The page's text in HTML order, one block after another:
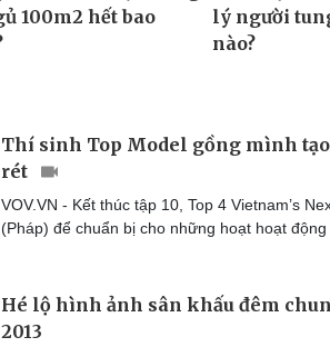
Thí sinh Top Model gồng mình
rét
VOV.VN - Kết thúc tập 10, Top 4 Vietnam’s
(Pháp) để chuẩn bị cho những hoạt hoạt
Hé lộ hình ảnh sân khấu đêm
2013